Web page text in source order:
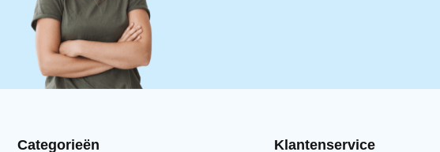
Categorieën Klantenservice